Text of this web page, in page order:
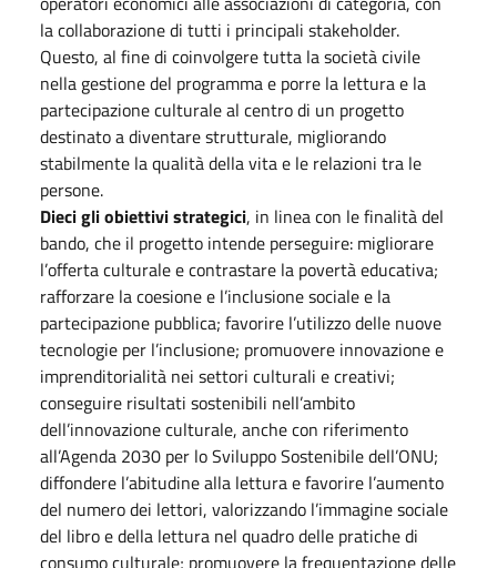
la collaborazione di tutti i principali stakeholder.
Questo, al fine di coinvolgere tutta la società civile
nella gestione del programma e porre la lettura e la
partecipazione culturale al centro di un progetto
destinato a diventare strutturale, migliorando
stabilmente la qualità della vita e le relazioni tra le
persone.
Dieci gli obiettivi strategici, in linea con le finalità del
bando, che il progetto intende perseguire: migliorare
l’offerta culturale e contrastare la povertà educativa;
rafforzare la coesione e l’inclusione sociale e la
partecipazione pubblica; favorire l’utilizzo delle nuove
tecnologie per l’inclusione; promuovere innovazione e
imprenditorialità nei settori culturali e creativi;
conseguire risultati sostenibili nell’ambito
dell’innovazione culturale, anche con riferimento
all’Agenda 2030 per lo Sviluppo Sostenibile dell’ONU;
diffondere l’abitudine alla lettura e favorire l’aumento
del numero dei lettori, valorizzando l’immagine sociale
del libro e della lettura nel quadro delle pratiche di
consumo culturale; promuovere la frequentazione delle